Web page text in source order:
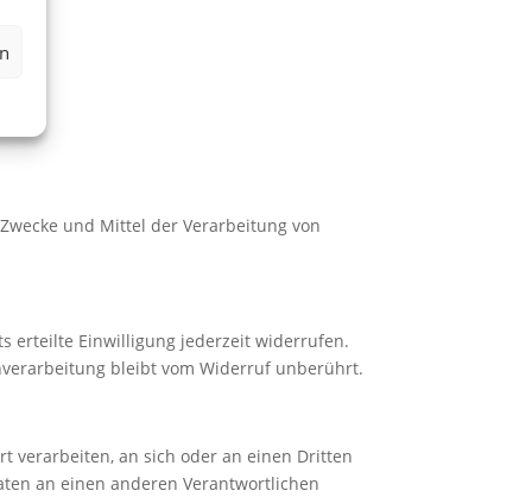
und Mittel der Verarbeitung von
erteilte Einwilligung jederzeit widerrufen.
bleibt vom Widerruf unberührt.
verarbeiten, an sich oder an einen Dritten
an einen anderen Verantwortlichen